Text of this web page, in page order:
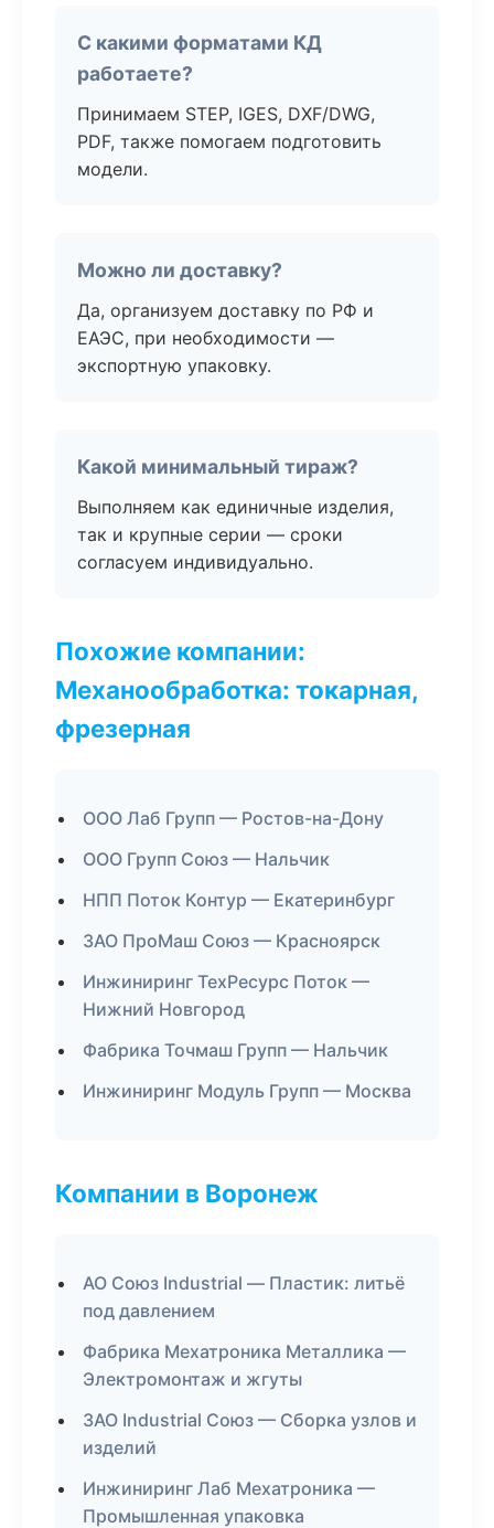
С какими форматами КД
работаете?
Принимаем STEP, IGES, DXF/DWG,
PDF, также помогаем подготовить
модели.
Можно ли доставку?
Да, организуем доставку по РФ и
ЕАЭС, при необходимости —
экспортную упаковку.
Какой минимальный тираж?
Выполняем как единичные изделия,
так и крупные серии — сроки
согласуем индивидуально.
Похожие компании:
Механообработка: токарная,
фрезерная
ООО Лаб Групп — Ростов-на-Дону
ООО Групп Союз — Нальчик
НПП Поток Контур — Екатеринбург
ЗАО ПроМаш Союз — Красноярск
Инжиниринг ТехРесурс Поток —
Нижний Новгород
Фабрика Точмаш Групп — Нальчик
Инжиниринг Модуль Групп — Москва
Компании в Воронеж
АО Союз Industrial — Пластик: литьё
под давлением
Фабрика Мехатроника Металлика —
Электромонтаж и жгуты
ЗАО Industrial Союз — Сборка узлов и
изделий
Инжиниринг Лаб Мехатроника —
Промышленная упаковка